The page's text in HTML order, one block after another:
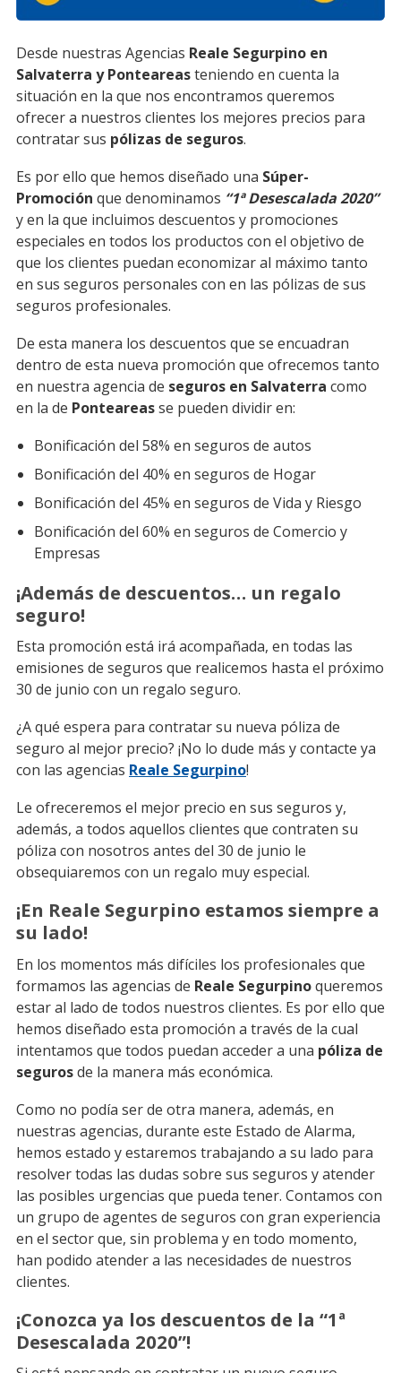
Desde nuestras Agencias Reale Segurpino en
Salvaterra y Ponteareasteniendo en cuenta la
situación en la que nos encontramos queremos
ofrecer a nuestros clientes los mejores precios para
contratar sus pólizas de seguros.
Es por ello que hemos diseñado una Súper-
Promoción que denominamos “1ª Desescalada 2020”
y en la que incluimos descuentos y promociones
especiales en todos los productos con el objetivo de
que los clientes puedan economizar al máximo tanto
en sus seguros personales con en las pólizas de sus
seguros profesionales.
De esta manera los descuentos que se encuadran
dentro de esta nueva promoción que ofrecemos tanto
en nuestra agencia de seguros en Salvaterra como
en la de Ponteareasse pueden dividir en:
Bonificación del 58% en seguros de autos
Bonificación del 40% en seguros de Hogar
Bonificación del 45% en seguros de Vida y Riesgo
Bonificación del 60% en seguros de Comercio y
Empresas
¡Además de descuentos… un regalo
seguro!
Esta promoción está irá acompañada, en todas las
emisiones de seguros que realicemos hasta el próximo
30 de junio con un regalo seguro.
¿A qué espera para contratar su nueva póliza de
seguro al mejor precio? ¡No lo dude más y contacte ya
con las agencias Reale Segurpino!
Le ofreceremos el mejor precio en sus seguros y,
además, a todos aquellos clientes que contraten su
póliza con nosotros antes del 30 de junio le
obsequiaremos con un regalo muy especial.
¡En Reale Segurpino estamos siempre a
su lado!
En los momentos más difíciles los profesionales que
formamos las agencias de Reale Segurpinoqueremos
estar al lado de todos nuestros clientes. Es por ello que
hemos diseñado esta promoción a través de la cual
intentamos que todos puedan acceder a una póliza de
segurosde la manera más económica.
Como no podía ser de otra manera, además, en
nuestras agencias, durante este Estado de Alarma,
hemos estado y estaremos trabajando a su lado para
resolver todas las dudas sobre sus seguros y atender
las posibles urgencias que pueda tener. Contamos con
un grupo de agentes de seguros con gran experiencia
en el sector que, sin problema y en todo momento,
han podido atender a las necesidades de nuestros
clientes.
¡Conozca ya los descuentos de la “1ª
Desescalada 2020”!